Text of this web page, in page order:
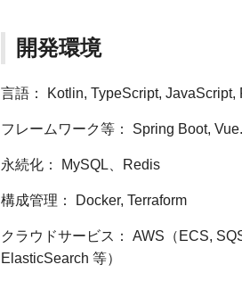
開発環境
言語： Kotlin, TypeScript, JavaScript,
フレームワーク等： Spring Boot,
永続化： MySQL、Redis
構成管理： Docker, Terraform
クラウドサービス： AWS（ECS,
ElasticSearch 等）